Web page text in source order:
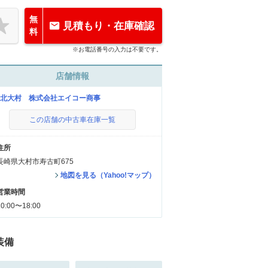
無
料
見積もり・在庫確認
※お電話番号の入力は不要です。
店舗情報
大村 株式会社エイコー商事
この店舗の中古車在庫一覧
所
崎県大村市寿古町675
地図を見る（Yahoo!マップ）
業時間
〜18:00
備